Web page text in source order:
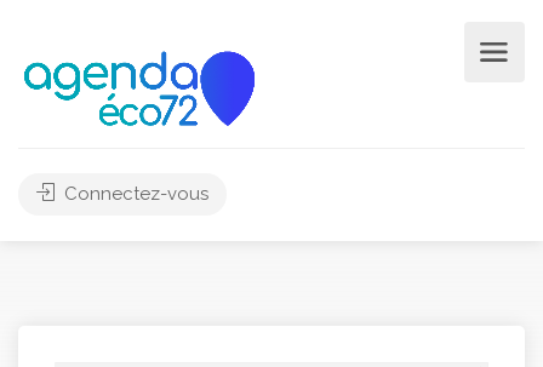
Connectez-vous